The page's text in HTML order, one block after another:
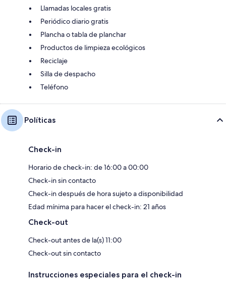
Llamadas locales gratis
Periódico diario gratis
Plancha o tabla de planchar
Productos de limpieza ecológicos
Reciclaje
Silla de despacho
Teléfono
Políticas
Check-in
Horario de check-in: de 16:00 a 00:00
Check-in sin contacto
Check-in después de hora sujeto a disponibilidad
Edad mínima para hacer el check-in: 21 años
Check-out
Check-out antes de la(s) 11:00
Check-out sin contacto
Instrucciones especiales para el check-in